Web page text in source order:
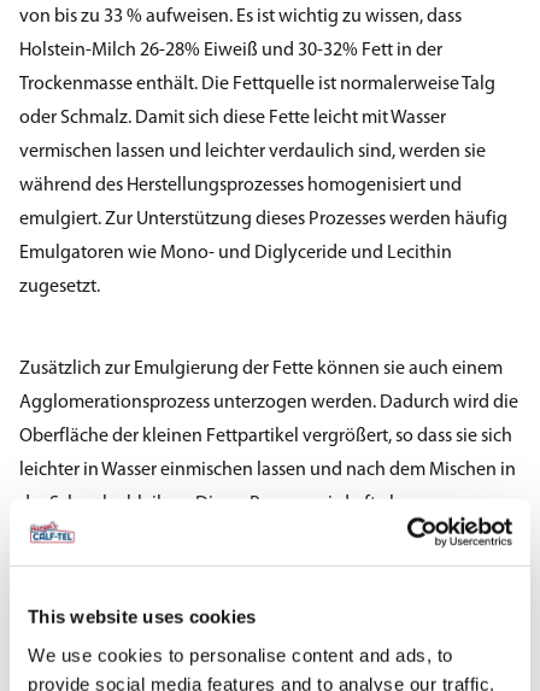
This website uses cookies
We use cookies to personalise content and ads, to
provide social media features and to analyse our traffic.
von bis zu 33 % aufweisen. Es ist wichtig zu wissen, dass
Holstein-Milch 26-28% Eiweiß und 30-32% Fett in der
Trockenmasse enthält. Die Fettquelle ist normalerweise Talg
oder Schmalz. Damit sich diese Fette leicht mit Wasser
vermischen lassen und leichter verdaulich sind, werden sie
während des Herstellungsprozesses homogenisiert und
emulgiert. Zur Unterstützung dieses Prozesses werden häufig
Emulgatoren wie Mono- und Diglyceride und Lecithin
zugesetzt.
Zusätzlich zur Emulgierung der Fette können sie auch einem
Agglomerationsprozess unterzogen werden. Dadurch wird die
Oberfläche der kleinen Fettpartikel vergrößert, so dass sie sich
leichter in Wasser einmischen lassen und nach dem Mischen in
der Schwebe bleiben. Dieser Prozess wird oft als
„Instantisierung“ bezeichnet. Dieses Verfahren verursacht
zusätzliche Kosten für den Milchaustauscher und ist daher oft
optional.